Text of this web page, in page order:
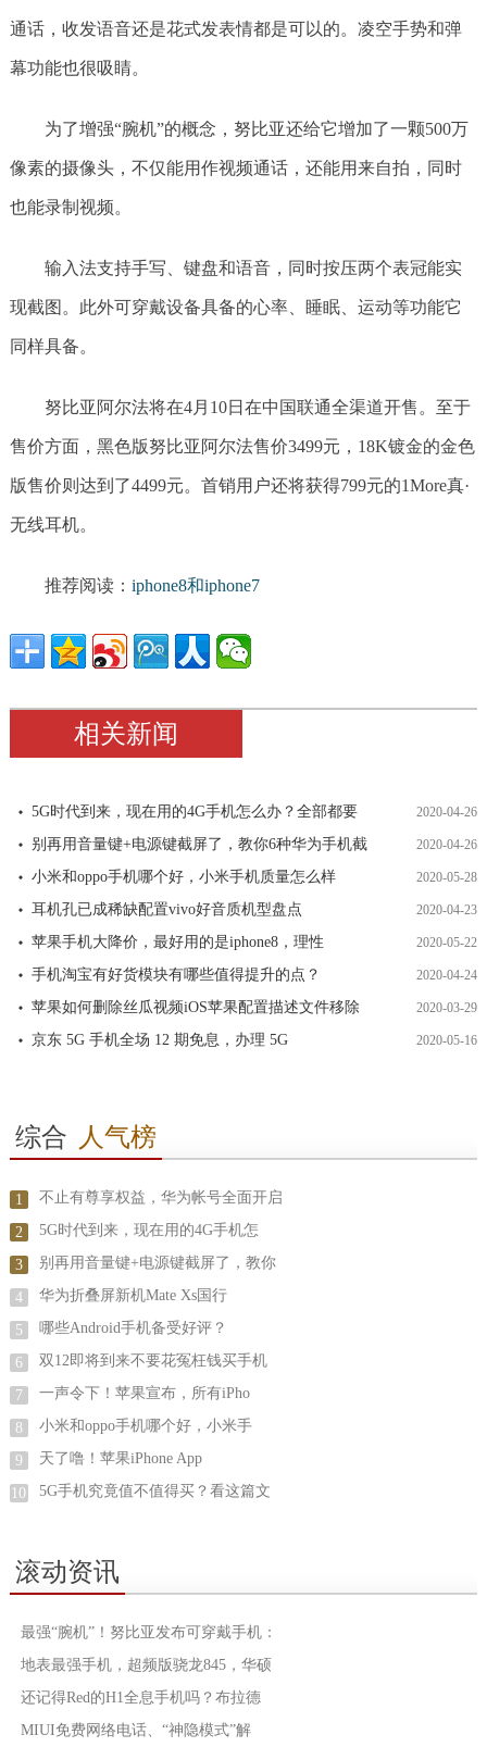
通话，收发语音还是花式发表情都是可以的。凌空手势和弹
幕功能也很吸睛。
为了增强“腕机”的概念，努比亚还给它增加了一颗500万
像素的摄像头，不仅能用作视频通话，还能用来自拍，同时
也能录制视频。
输入法支持手写、键盘和语音，同时按压两个表冠能实
现截图。此外可穿戴设备具备的心率、睡眠、运动等功能它
同样具备。
努比亚阿尔法将在4月10日在中国联通全渠道开售。至于
售价方面，黑色版努比亚阿尔法售价3499元，18K镀金的金色
版售价则达到了4499元。首销用户还将获得799元的1More真·
无线耳机。
推荐阅读： iphone8和iphone7
相关新闻
5G时代到来，现在用的4G手机怎么办？全部都要 2020-04-26
别再用音量键+电源键截屏了，教你6种华为手机截 2020-04-26
小米和oppo手机哪个好，小米手机质量怎么样 2020-05-28
耳机孔已成稀缺配置vivo好音质机型盘点 2020-04-23
苹果手机大降价，最好用的是iphone8，理性 2020-05-22
手机淘宝有好货模块有哪些值得提升的点？ 2020-04-24
苹果如何删除丝瓜视频iOS苹果配置描述文件移除 2020-03-29
京东 5G 手机全场 12 期免息，办理 5G 2020-05-16
综合 人气榜
1 不止有尊享权益，华为帐号全面开启
2 5G时代到来，现在用的4G手机怎
3 别再用音量键+电源键截屏了，教你
4 华为折叠屏新机Mate Xs国行
5 哪些Android手机备受好评？
6 双12即将到来不要花冤枉钱买手机
7 一声令下！苹果宣布，所有iPho
8 小米和oppo手机哪个好，小米手
9 天了噜！苹果iPhone App
10 5G手机究竟值不值得买？看这篇文
滚动资讯
最强“腕机”！努比亚发布可穿戴手机：
地表最强手机，超频版骁龙845，华硕
还记得Red的H1全息手机吗？布拉德
MIUI免费网络电话、“神隐模式”解